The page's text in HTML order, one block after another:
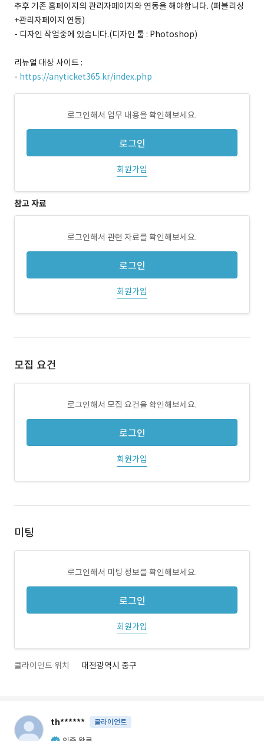
추후 기존 홈페이지의 관리자페이지와 연동을 해야합니다. (퍼블리싱
+관리자페이지 연동)
- 디자인 작업중에 있습니다.(디자인 툴 : Photoshop)
리뉴얼 대상 사이트 :
- https://anyticket365.kr/index.php
로그인해서 업무 내용을 확인해보세요.
로그인
회원가입
참고 자료
로그인해서 관련 자료를 확인해보세요.
로그인
회원가입
모집 요건
로그인해서 모집 요건을 확인해보세요.
로그인
회원가입
미팅
로그인해서 미팅 정보를 확인해보세요.
로그인
회원가입
클라이언트 위치 대전광역시 중구
th****** 클라이언트